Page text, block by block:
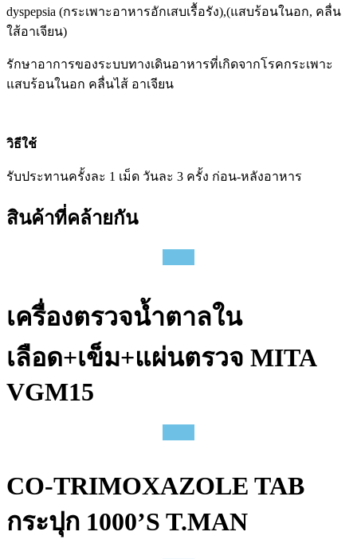
dyspepsia (กระเพาะอาหารอักเสบเรื้อรัง),(แสบร้อนในอก, คลื่น
ใส้อาเจียน)
รักษาอาการของระบบทางเดินอาหารที่เกิดจากโรคกระเพาะ
แสบร้อนในอก คลื่นไส้ อาเจียน
วิธีใช้
รับประทานครั้งละ 1 เม็ด วันละ 3 ครั้ง ก่อน-หลังอาหาร
สินค้าที่คล้ายกัน
เครื่องตรวจน้ำตาลใน
เลือด+เข็ม+แผ่นตรวจ MITA
VGM15
CO-TRIMOXAZOLE TAB
กระปุก 1000’S T.MAN